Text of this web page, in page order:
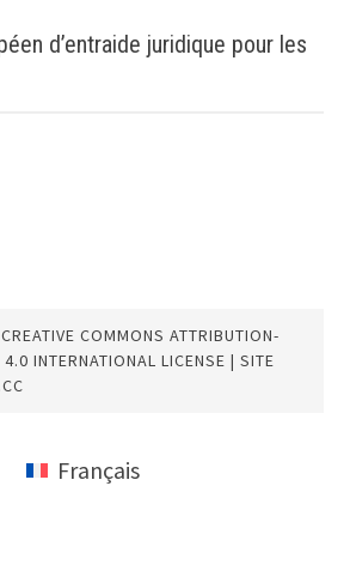
d’entraide juridique pour les
CREATIVE COMMONS ATTRIBUTION-
INTERNATIONAL LICENSE| SITE
Français